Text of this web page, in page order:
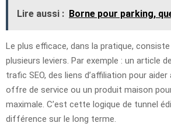
Lire aussi : Borne pour parking,
Le plus efficace, dans la pratique,
plusieurs leviers. Par exemple : un article
trafic SEO, des liens d’affiliation pour
offre de service ou un produit maison
maximale. C’est cette logique de tunnel
différence sur le long terme.